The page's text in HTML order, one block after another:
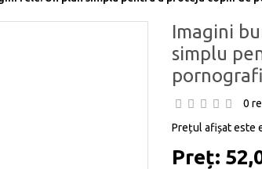
Imagini
simplu
0
Prețul afișat este
Preț: